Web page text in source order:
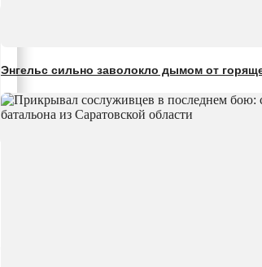
Энгельс сильно заволокло дымом от